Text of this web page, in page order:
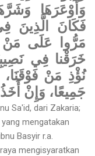
وَأَوْعَرَهَا
فَكَانَ الَّذِينَ
مَرُّوا عَلَى مَنْ
خَرَقْنا فِي
نُؤْذِ مَنْ
جَمِيعًا، وَإِنْ
Sa'id, dari Zakaria;
mengatakan
Basyir r.a.
mengisyaratkan